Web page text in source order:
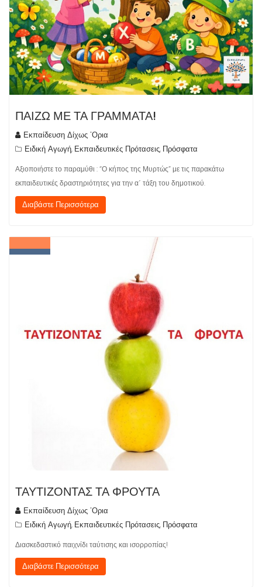
ΠΑΙΖΩ ΜΕ ΤΑ ΓΡΑΜΜΑΤΑ!
Εκπαίδευση Δίχως 'Ορια
Ειδική Αγωγή, Εκπαιδευτικές Πρότασεις, Πρόσφατα
Αξιοποιήστε το παραμύθι : “Ο κήπος της Μυρτώς” με τις παρακάτω
εκπαιδευτικές δραστηριότητες για την α΄ τάξη του δημοτικού.
Διαβάστε Περισσότερα
ΤΑΥΤΙΖΟΝΤΑΣ ΤΑ ΦΡΟΥΤΑ
Εκπαίδευση Δίχως 'Ορια
Ειδική Αγωγή, Εκπαιδευτικές Πρότασεις, Πρόσφατα
Διασκεδαστικό παιχνίδι ταύτισης και ισορροπίας!
Διαβάστε Περισσότερα